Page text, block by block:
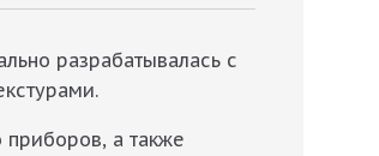
разрабатывалась с
а также